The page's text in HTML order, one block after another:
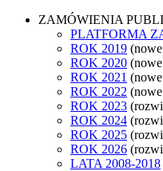
ZAMÓWIENIA
PLATFORMA
ROK 2019
ROK 2020
ROK 2021
ROK 2022
ROK 2023
ROK 2024
ROK 2025
ROK 2026
LATA 2008-2018